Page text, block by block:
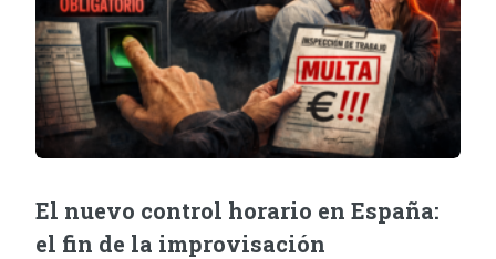
El nuevo control horario en España:
el fin de la improvisación